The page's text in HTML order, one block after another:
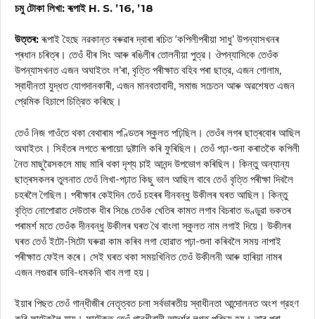
চমু টোকা লিখা: ৰূপাই H. S. ’16, ’18
উত্তৰ:ৰূপাই হৈছে নৱকান্ত বৰুৱাৰ দ্বাৰা ৰচিত ‘কপিলীপৰীয়া সাধু’ উপন্যাসখনৰ
প্ৰধান চৰিত্ৰ। তেওঁ ধীৰ সিং আৰু ৰঙিলীৰ তোলনীয়া পুত্র। ঔপন্যাসিকে তেওঁক
উপন্যাসখনত এজন অঘাইতং ল’ৰা, বৃত্তি পৰীক্ষাত বহিব পৰা ছাত্র, এজন গোলাম,
স্বাধীনতা যুদ্ধত যোগদানকাৰী, এজন মানবতাবাদী, সমাজ সচেতন আৰু অৱশেষত এজন
প্রেমিক হিচাপে চিত্রিত কৰিছে।
তেওঁ নিজ গাওঁতে থকা বেথাৰাম পণ্ডিতৰ স্কুলত পঢ়িছিল। তেওঁৰ লগৰ ছাত্ৰবোৰ আছিল
অঘাইতং। সিহঁতৰ লগতে ৰূপায়ো দুষ্টালি কৰি ফুৰিছিল। তেওঁ পঢ়া-শুনা কৰাতকৈ কপিলী
নৈত মাছুৱৈসকলে মাছ মাৰি থকা দৃশ্য চাই আনন্দ উপভোগ কৰিছিল। কিন্তু অন্যান্য
ছাত্ৰসকলৰ তুলনাত তেওঁ লিখা-পঢ়াত কিছু ভাল আছিল বাবে তেওঁ বৃত্তি পৰীক্ষা দিবলৈ
চহৰলৈ গৈছিল। পৰীক্ষাৰ কেইদিন তেওঁ চহৰৰ দীনবন্ধু উকীলৰ ঘৰত আছিল। কিন্তু
বৃত্তি নোপোৱাত দেউতাক ধীৰ সিঙে তেওঁক খেতিৰ কামত লগাব বিচৰাত ভণ্ডুৱা ভকতৰ
পৰামৰ্শ মতে তেওঁক দীনবন্ধু উকীলৰ ঘৰত থৈ বাংলা স্কুলত নাম লগাই দিয়ে। উকীলৰ
ঘৰত তেওঁ ইটো-সিটো ঘৰুৱা কাম কৰিব লগা হোৱাত পঢ়া-শুনা কৰিবলৈ সময় নাপাই
পৰীক্ষাত ফেইল কৰে। সেই ঘৰত থকা সময়খিনিত তেওঁ উকীলনী আৰু হাৰিয়া নামৰ
এজন লগুৱাৰ ডাবি-ধমকনি খাব লগা হয়।
ইয়াৰ পিছত তেওঁ গান্ধীজীৰ নেতৃত্বত চলা সৰ্বভাৰতীয় স্বাধীনতা আন্দোলনত অংশ গ্রহণ